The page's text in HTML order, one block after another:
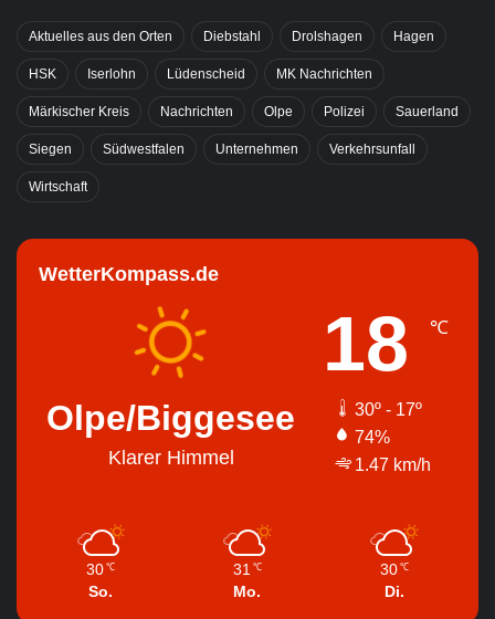
Aktuelles aus den Orten Diebstahl Drolshagen Hagen
HSK Iserlohn Lüdenscheid MK Nachrichten
Märkischer Kreis Nachrichten Olpe Polizei Sauerland
Siegen Südwestfalen Unternehmen Verkehrsunfall
Wirtschaft
WetterKompass.de
Olpe/Biggesee
Klarer Himmel
18 ℃
30º - 17º
74%
1.47 km/h
30 ℃
So.
31 ℃
Mo.
30 ℃
Di.